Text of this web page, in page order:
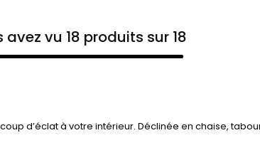
avez vu 18 produits sur 18
d’éclat à votre intérieur. Déclinée en chaise,